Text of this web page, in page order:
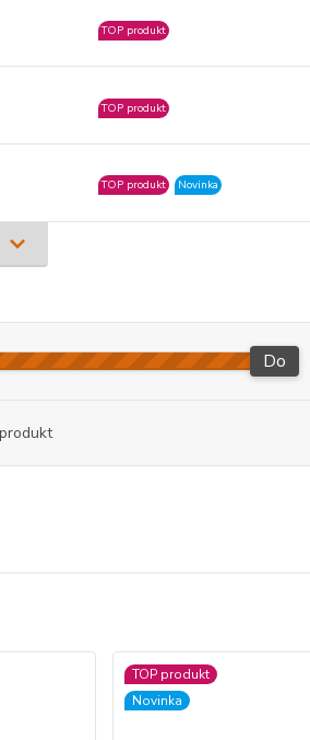
TOP produkt
TOP produkt
TOP produkt Novinka
Do
TOP produkt
Novinka